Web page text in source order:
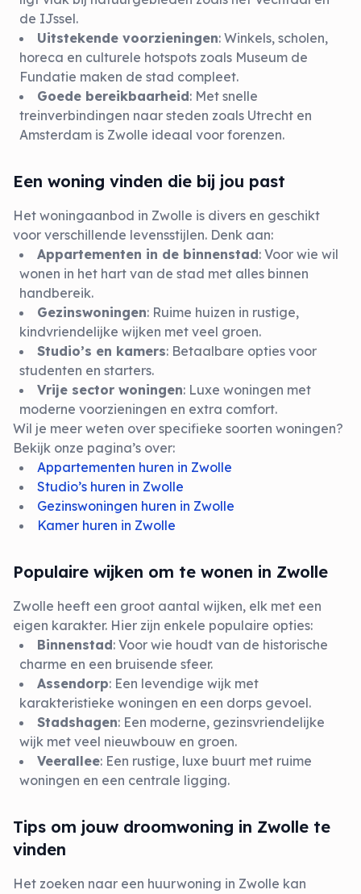
de IJssel.
Uitstekende voorzieningen: Winkels, scholen,
horeca en culturele hotspots zoals Museum de
Fundatie maken de stad compleet.
Goede bereikbaarheid: Met snelle
treinverbindingen naar steden zoals Utrecht en
Amsterdam is Zwolle ideaal voor forenzen.
Een woning vinden die bij jou past
Het woningaanbod in Zwolle is divers en geschikt
voor verschillende levensstijlen. Denk aan:
Appartementen in de binnenstad: Voor wie wil
wonen in het hart van de stad met alles binnen
handbereik.
Gezinswoningen: Ruime huizen in rustige,
kindvriendelijke wijken met veel groen.
Studio’s en kamers: Betaalbare opties voor
studenten en starters.
Vrije sector woningen: Luxe woningen met
moderne voorzieningen en extra comfort.
Wil je meer weten over specifieke soorten woningen?
Bekijk onze pagina’s over:
Appartementen huren in Zwolle
Studio’s huren in Zwolle
Gezinswoningen huren in Zwolle
Kamer huren in Zwolle
Populaire wijken om te wonen in Zwolle
Zwolle heeft een groot aantal wijken, elk met een
eigen karakter. Hier zijn enkele populaire opties:
Binnenstad: Voor wie houdt van de historische
charme en een bruisende sfeer.
Assendorp: Een levendige wijk met
karakteristieke woningen en een dorps gevoel.
Stadshagen: Een moderne, gezinsvriendelijke
wijk met veel nieuwbouw en groen.
Veerallee: Een rustige, luxe buurt met ruime
woningen en een centrale ligging.
Tips om jouw droomwoning in Zwolle te
vinden
Het zoeken naar een huurwoning in Zwolle kan